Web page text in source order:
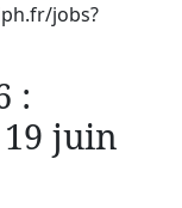
jobs?
:
juin